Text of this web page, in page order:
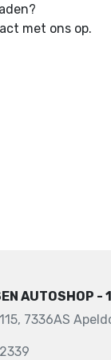
met ons op.
AUTOSHOP -
7336AS